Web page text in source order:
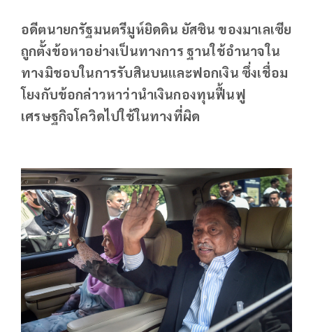
อดีตนายกรัฐมนตรีมูห์ยิดดิน ยัสซิน ของมาเลเซีย
ถูกตั้งข้อหาอย่างเป็นทางการ ฐานใช้อำนาจใน
ทางมิชอบในการรับสินบนและฟอกเงิน ซึ่งเชื่อม
โยงกับข้อกล่าวหาว่านำเงินกองทุนฟื้นฟู
เศรษฐกิจโควิดไปใช้ในทางที่ผิด